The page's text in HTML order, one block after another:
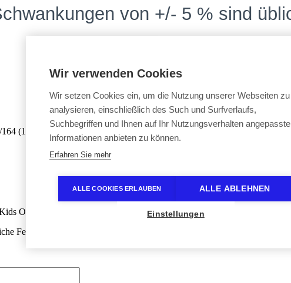
(12-14), 98/104 (3-4)
Organic Shirt“
Felder sind mit
Wir verwenden Cookies
Wir setzen Cookies ein, um die Nutzung unserer Webseiten zu
analysieren, einschließlich des Such und Surfverlaufs,
Suchbegriffen und Ihnen auf Ihr Nutzungsverhalten angepasste
Informationen anbieten zu können.
Erfahren Sie mehr
ALLE COOKIES ERLAUBEN ALLE ABLEHNEN
Einstellungen